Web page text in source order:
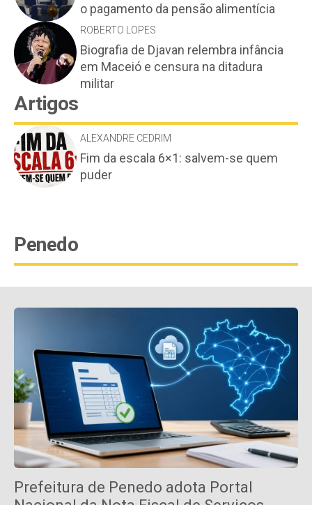
o pagamento da pensão alimentícia
ROBERTO LOPES
Biografia de Djavan relembra infância
em Maceió e censura na ditadura
militar
Artigos
ALEXANDRE CEDRIM
Fim da escala 6×1: salvem-se quem
puder
Penedo
Prefeitura de Penedo adota Portal